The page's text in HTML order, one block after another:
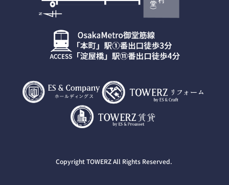
Copyright TOWERZ All Rights Reserved.